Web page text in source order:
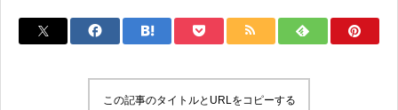
この記事のタイトルとURLをコピーする